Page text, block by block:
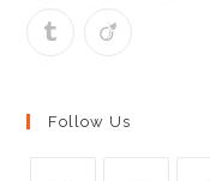
Follow Us